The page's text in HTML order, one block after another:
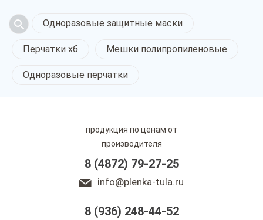
Одноразовые защитные маски
Перчатки хб Мешки полипропиленовые
Одноразовые перчатки
продукция по ценам от
производителя
8 (4872) 79-27-25
info@plenka-tula.ru
8 (936) 248-44-52